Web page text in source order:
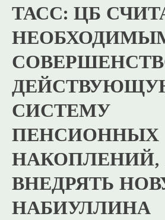
ТАСС: ЦБ
СИСТЕМУ
ПЕНСИОННЫХ
НАКОПЛЕНИЙ,
ВНЕДРЯТЬ
НАБИУЛЛИНА